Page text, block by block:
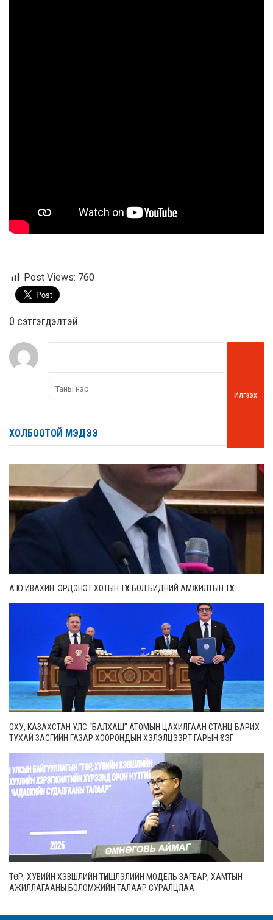
Post Views: 760
0 cэтгэгдэлтэй
Илгээх
ХОЛБООТОЙ МЭДЭЭ
А.Ю.ИВАХИН: ЭРДЭНЭТ ХОТЫН ТҮҮХ БОЛ БИДНИЙ АМЖИЛТЫН ТҮҮХ
ОХУ, КАЗАХСТАН УЛС “БАЛХАШ” АТОМЫН ЦАХИЛГААН СТАНЦ БАРИХ
ТУХАЙ ЗАСГИЙН ГАЗАР ХООРОНДЫН ХЭЛЭЛЦЭЭРТ ГАРЫН ҮСЭГ
ТӨР, ХУВИЙН ХЭВШЛИЙН ТҮНШЛЭЛИЙН МОДЕЛЬ ЗАГВАР, ХАМТЫН
АЖИЛЛАГААНЫ БОЛОМЖИЙН ТАЛААР СУРАЛЦЛАА